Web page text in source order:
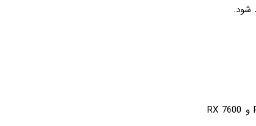
خلاصه بگوییم: در تصاویر زیر سرعت اجرا کردن بازی‌های مختلف با دو کارت گرافیک RTX 4060 و RX 7600